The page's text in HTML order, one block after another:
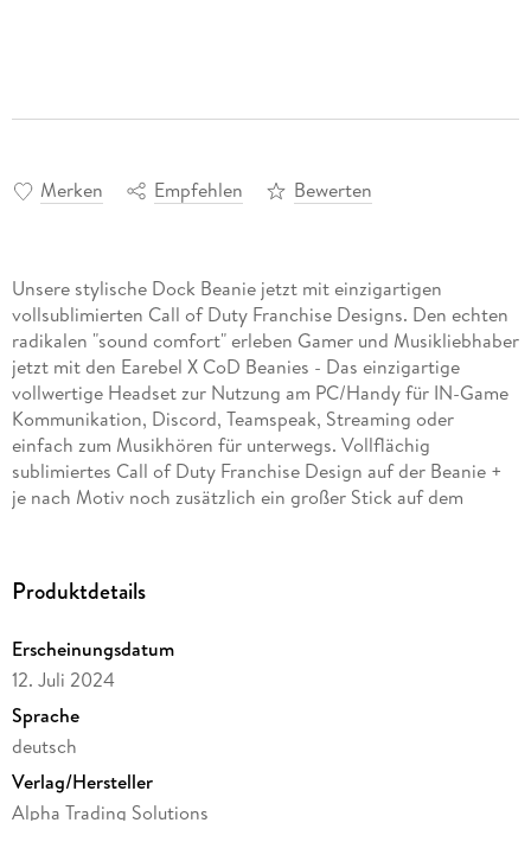
Merken Empfehlen Bewerten
Unsere stylische Dock Beanie jetzt mit einzigartigen
vollsublimierten Call of Duty Franchise Designs. Den echten
radikalen "sound comfort" erleben Gamer und Musikliebhaber
jetzt mit den Earebel X CoD Beanies - Das einzigartige
vollwertige Headset zur Nutzung am PC/Handy für IN-Game
Kommunikation, Discord, Teamspeak, Streaming oder
einfach zum Musikhören für unterwegs. Vollflächig
sublimiertes Call of Duty Franchise Design auf der Beanie +
je nach Motiv noch zusätzlich ein großer Stick auf dem
Passform: Etwas kürzer und enger geschnitten Geschlecht:
Unisex; Saison: Frühling, Sommer, Herbst, Winter;
Handwäsche); Materialien: 70% Polyacryl, 30% Polyester
Produktdetails
Erscheinungsdatum
12. Juli 2024
Sprache
deutsch
Verlag/Hersteller
Alpha Trading Solutions